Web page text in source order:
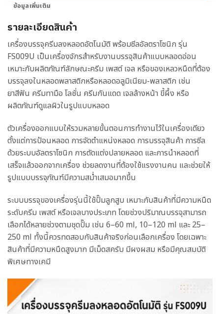
ข้อมูลเพิ่มเติม
รายละเอียดสินค้า
เครื่องบรรจุครีมลงหลอดอัตโนมัติ พร้อมซีลอัลตราโซนิก รุ่น
FS009U เป็นเครื่องจักรสำหรับงานบรรจุสินค้าแบบหลอดอ่อน
เหมาะกับผลิตภัณฑ์ลักษณะครีม เพสต์ เจล หรือของเหลวหนืดที่ต้อง
บรรจุลงในหลอดพลาสติกหรือหลอดอลูมิเนียม-พลาสติก เช่น
ยาสีฟัน ครีมทามือ โลชั่น ครีมกันแดด เจลล้างหน้า ขี้ผึ้ง หรือ
ผลิตภัณฑ์ดูแลผิวในรูปแบบหลอด
ตัวเครื่องออกแบบให้รวมหลายขั้นตอนการทำงานไว้ในเครื่องเดียว
ตั้งแต่การป้อนหลอด การจัดตำแหน่งหลอด การบรรจุสินค้า การซีล
ด้วยระบบอัลตราโซนิก การตัดแต่งปลายหลอด และการนำหลอดที่
เสร็จแล้วออกจากเครื่อง ช่วยลดงานที่ต้องใช้แรงงานคน และช่วยให้
รูปแบบบรรจุภัณฑ์มีความสม่ำเสมอมากขึ้น
ระบบบรรจุของเครื่องรุ่นนี้ใช้ปั๊มลูกสูบ เหมาะกับสินค้าที่มีความหนืด
ระดับครีม เพสต์ หรือเจลบางประเภท โดยช่วงปริมาณบรรจุสามารถ
เลือกได้หลายช่วงตามชุดปั๊ม เช่น 6–60 ml, 10–120 ml และ 25–
250 ml ทั้งนี้ควรทดสอบกับสินค้าจริงก่อนเลือกเครื่อง โดยเฉพาะ
สินค้าที่มีความหนืดสูงมาก มีเม็ดสครับ มีผงผสม หรือมีคุณสมบัติ
พิเศษทางเคมี